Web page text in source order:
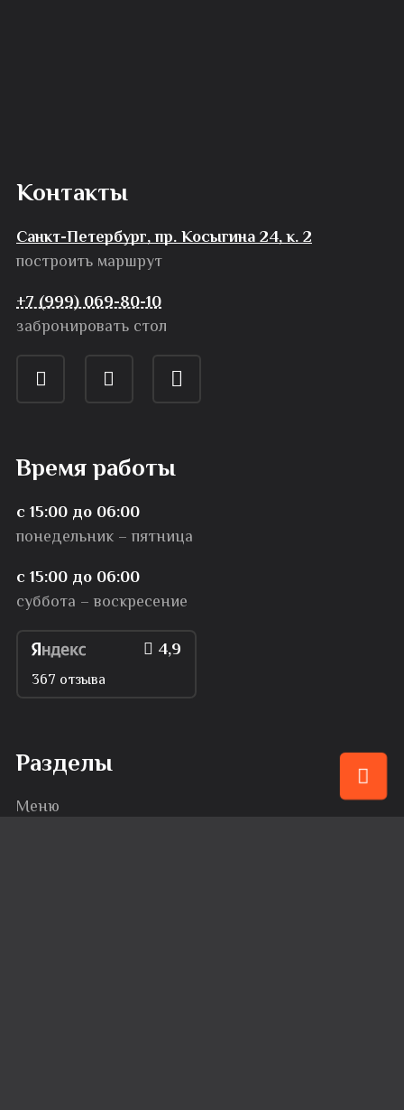
Контакты
Санкт-Петербург, пр. Косыгина 24, к. 2
построить маршрут
+7 (999) 069-80-10
забронировать стол
Время работы
с 15:00 до 06:00
понедельник – пятница
с 15:00 до 06:00
суббота – воскресение
4,9
367 отзыва
Разделы
Меню